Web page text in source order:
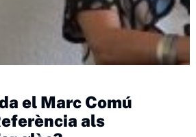
el Marc Comú
als